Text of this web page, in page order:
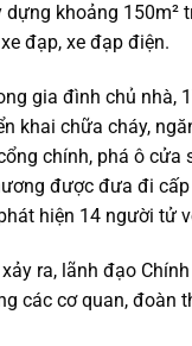
khoảng 150m²
đạp, xe đạp điện.
gia đình chủ nhà,
khai chữa cháy,
chính, phá ô
được đưa đi
hiện 14 người tử
ra, lãnh đạo
các cơ quan, đoàn